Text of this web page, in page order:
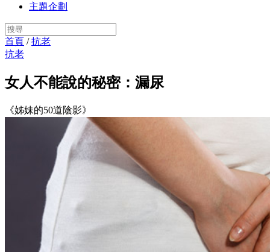
主題企劃
首頁 /抗老
抗老
女人不能說的秘密：漏尿
《姊妹的50道陰影》